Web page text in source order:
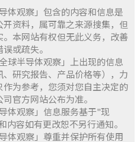
体观察」包含的内容和信息是
资料，属可靠之来源搜集，但
本网站有权但无此义务，改善
或疏失。
球半导体观察」上出现的信息
、研究报告、产品价格等），力
为参考，您须对您自主决定的
官方网站公布为准。
体观察」信息服务基于"现
容如有更改恕不另行通知。
体观察」尊重并保护所有使用